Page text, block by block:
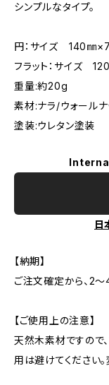
シンプルなタイプ。
円：サイズ 140㎜
フラット：サイズ
重量:約20g
素材:ナラ/ウォールナ
塗装:ウレタン塗装
日
【納期】
ご注文確定から、2〜
【ご使用上の注意】
天然木素材ですので
用は避けてください